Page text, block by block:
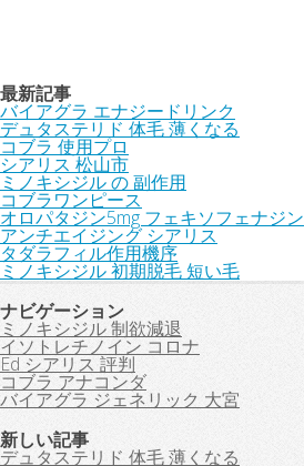
最新記事
バイアグラ エナジードリンク
デュタステリド 体毛 薄くなる
コブラ 使用プロ
シアリス 松山市
ミノキシジル の 副作用
コブラワンピース
オロパタジン5mg フェキソフェナジン
アンチエイジング シアリス
タダラフィル作用機序
ミノキシジル 初期脱毛 短い毛
ナビゲーション
ミノキシジル 制欲減退
イソトレチノイン コロナ
Ed シアリス 評判
コブラ アナコンダ
バイアグラ ジェネリック 大宮
新しい記事
デュタステリド 体毛 薄くなる